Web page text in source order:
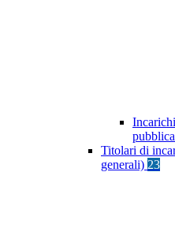
Titolari di
generali) 23